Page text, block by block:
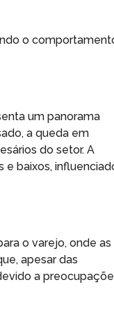
o
um panorama
a queda em
do setor. A
baixos,
o varejo, onde as
apesar das
a